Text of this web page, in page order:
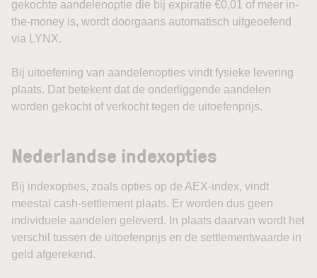
gekochte aandelenoptie die bij expiratie €0,01 of meer in-
the-money is, wordt doorgaans automatisch uitgeoefend
via LYNX.
Bij uitoefening van aandelenopties vindt fysieke levering
plaats. Dat betekent dat de onderliggende aandelen
worden gekocht of verkocht tegen de uitoefenprijs.
Nederlandse indexopties
Bij indexopties, zoals opties op de AEX-index, vindt
meestal cash-settlement plaats. Er worden dus geen
individuele aandelen geleverd. In plaats daarvan wordt het
verschil tussen de uitoefenprijs en de settlementwaarde in
geld afgerekend.